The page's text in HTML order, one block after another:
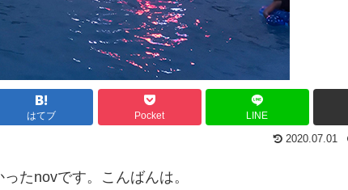
はてブ Pocket LINE
2020.07.01
たnovです。こんばんは。